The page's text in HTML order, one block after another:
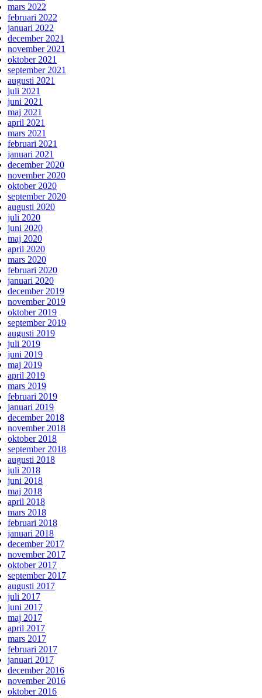
mars 2022
februari 2022
januari 2022
december 2021
november 2021
oktober 2021
september 2021
augusti 2021
juli 2021
juni 2021
maj 2021
april 2021
mars 2021
februari 2021
januari 2021
december 2020
november 2020
oktober 2020
september 2020
augusti 2020
juli 2020
juni 2020
maj 2020
april 2020
mars 2020
februari 2020
januari 2020
december 2019
november 2019
oktober 2019
september 2019
augusti 2019
juli 2019
juni 2019
maj 2019
april 2019
mars 2019
februari 2019
januari 2019
december 2018
november 2018
oktober 2018
september 2018
augusti 2018
juli 2018
juni 2018
maj 2018
april 2018
mars 2018
februari 2018
januari 2018
december 2017
november 2017
oktober 2017
september 2017
augusti 2017
juli 2017
juni 2017
maj 2017
april 2017
mars 2017
februari 2017
januari 2017
december 2016
november 2016
oktober 2016